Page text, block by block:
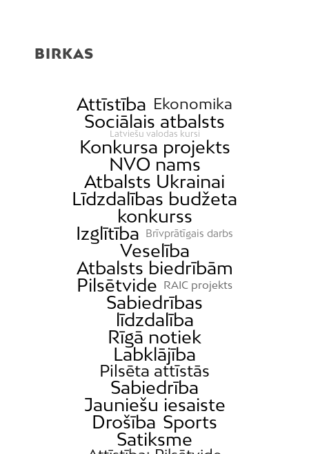
BIRKAS
Attīstība Ekonomika
Sociālais atbalsts
Latviešu valodas kursi
Konkursa projekts
NVO nams
Atbalsts Ukrainai
Līdzdalības budžeta
konkurss
Izglītība
Brīvprātīgais darbs
Veselība
Atbalsts biedrībām
Pilsētvide
RAIC projekts
Sabiedrības
līdzdalība
Rīgā notiek
Labklājība
Pilsēta attīstās
Sabiedrība
Jauniešu iesaiste
Drošība Sports
Satiksme